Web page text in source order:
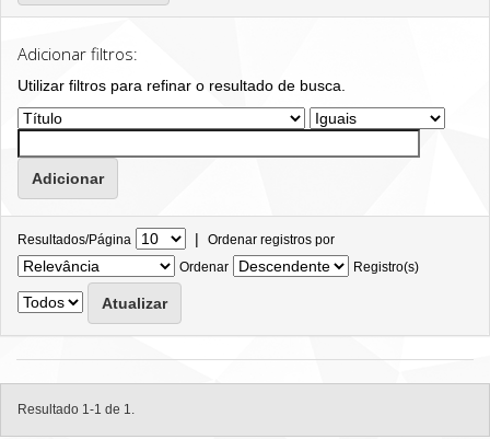
Adicionar filtros:
Utilizar filtros para refinar o resultado de busca.
Resultados/Página | Ordenar registros por
Ordenar
Registro(s)
Resultado 1-1 de 1.